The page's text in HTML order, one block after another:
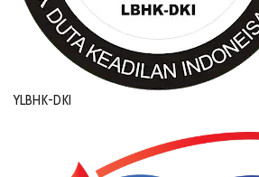
YLBHK-DKI